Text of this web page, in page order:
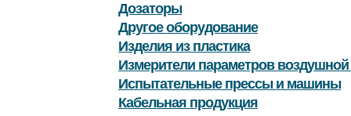
Дозаторы
Другое оборудование
Изделия из пластика
Измерители параметров
Испытательные прессы и машины
Кабельная продукция